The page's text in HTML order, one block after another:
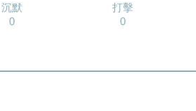
沉默
0
打擊
0